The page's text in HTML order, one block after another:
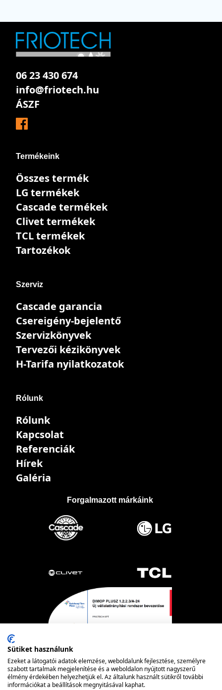
06 23 430 674
info@friotech.hu
ÁSZF
Termékeink
Összes termék
LG termékek
Cascade termékek
Clivet termékek
TCL termékek
Tartozékok
Szerviz
Cascade garancia
Csereigény-bejelentő
Szervizkönyvek
Tervezői kézikönyvek
H-Tarifa nyilatkozatok
Rólunk
Rólunk
Kapcsolat
Referenciák
Hírek
Galéria
Forgalmazott márkáink
Sütiket használunk
Ezeket a látogatói adatok elemzése, weboldalunk fejlesztése, személyre
szabott tartalmak megjelenítése és a weboldalon nyújtott nagyszerű
élmény érdekében helyezhetjük el. Az általunk használt sütikről további
információkat a beállítások megnyitásával kaphat.